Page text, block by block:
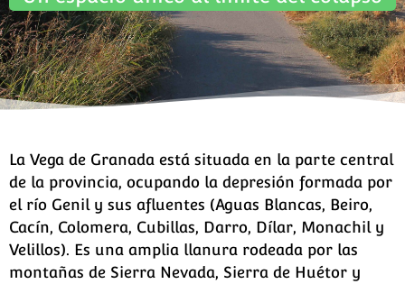
La Vega de Granada está situada en la parte central
de la provincia, ocupando la depresión formada por
el río Genil y sus afluentes (Aguas Blancas, Beiro,
Cacín, Colomera, Cubillas, Darro, Dílar, Monachil y
Velillos). Es una amplia llanura rodeada por las
montañas de Sierra Nevada, Sierra de Huétor y